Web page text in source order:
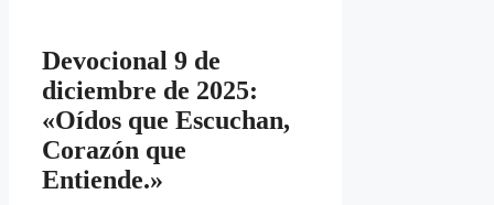
Devocional 9 de
diciembre de 2025:
«Oídos que Escuchan,
Corazón que
Entiende.»